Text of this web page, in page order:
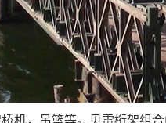
，吊篮等。贝雷桁架组